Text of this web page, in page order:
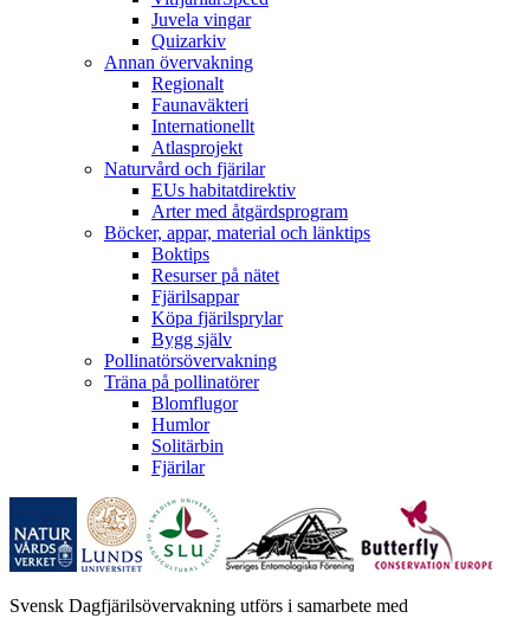
Juvela vingar
Quizarkiv
Annan övervakning
Regionalt
Faunaväkteri
Internationellt
Atlasprojekt
Naturvård och fjärilar
EUs habitatdirektiv
Arter med åtgärdsprogram
Böcker, appar, material och länktips
Boktips
Resurser på nätet
Fjärilsappar
Köpa fjärilsprylar
Bygg själv
Pollinatörsövervakning
Träna på pollinatörer
Blomflugor
Humlor
Solitärbin
Fjärilar
Svensk Dagfjärilsövervakning utförs i samarbete med